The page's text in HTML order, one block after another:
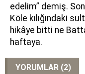
edelim” demiş.
Köle kılığındaki
hikâye bitti ne
haftaya.
YORUMLAR (2)